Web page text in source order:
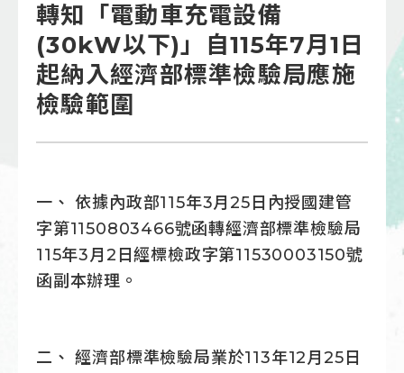
轉知「電動車充電設備
(30kW以下)」自115年7月1日
起納入經濟部標準檢驗局應施
檢驗範圍
一、 依據內政部115年3月25日內授國建管
字第1150803466號函轉經濟部標準檢驗局
115年3月2日經標檢政字第11530003150號
函副本辦理。
二、 經濟部標準檢驗局業於113年12月25日